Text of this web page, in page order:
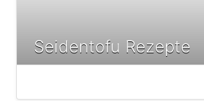
Seidentofu Rezepte